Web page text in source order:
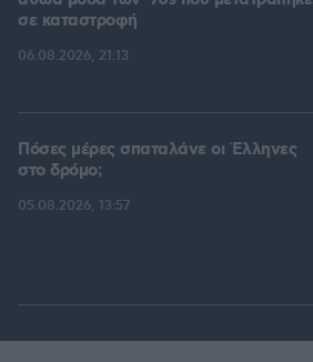
σε καταστροφή
06.08.2026, 21:13
Πόσες μέρες σπαταλάνε οι Έλληνες
στο δρόμο;
05.08.2026, 13:57